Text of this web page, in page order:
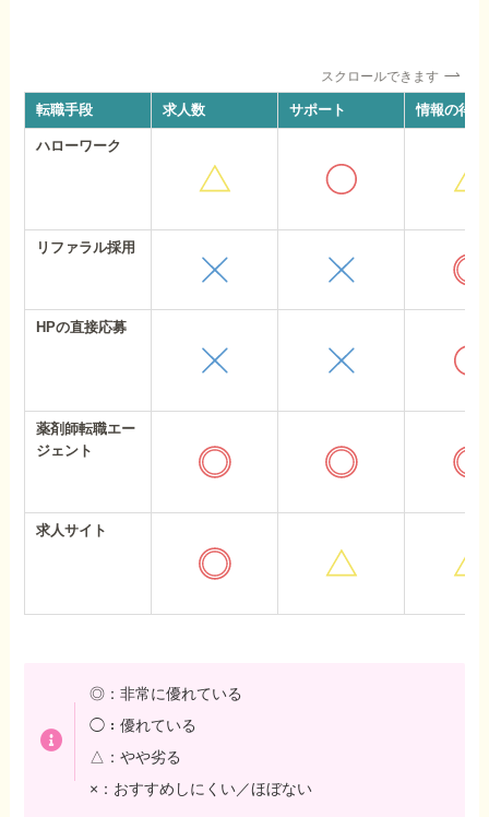
スクロールできます
転職手段 求人数 サポート 情報の得
ハローワーク
リファラル採用
HPの直接応募
薬剤師転職エー
ジェント
求人サイト
◎：非常に優れている
◯：優れている
△：やや劣る
×：おすすめしにくい／ほぼない